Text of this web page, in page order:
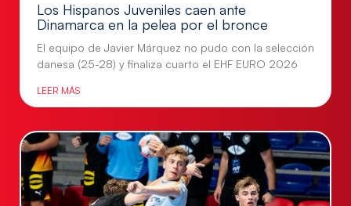
Los Hispanos Juveniles caen ante
Dinamarca en la pelea por el bronce
El equipo de Javier Márquez no pudo con la selección
danesa (25-28) y finaliza cuarto el EHF EURO 2026
LEER MÁS